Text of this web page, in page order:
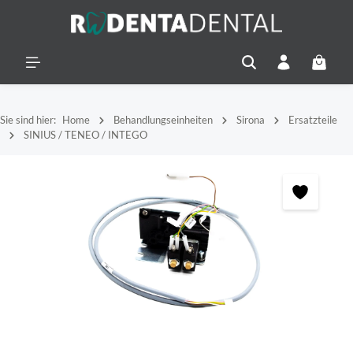
Sie sind hier: Home Behandlungseinheiten Sirona
Ersatzteile
SINIUS / TENEO / INTEGO